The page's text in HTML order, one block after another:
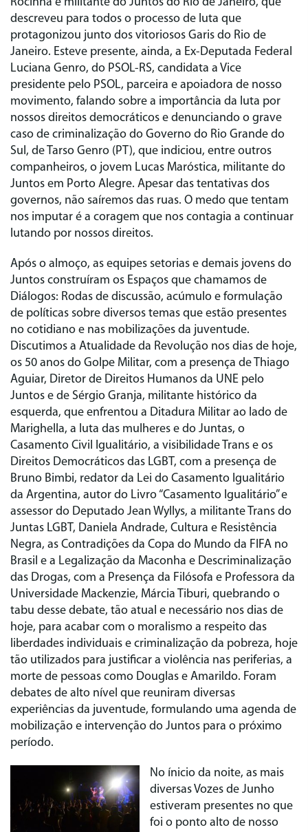
descreveu para todos o processo de luta que
protagonizou junto dos vitoriosos Garis do Rio de
Janeiro. Esteve presente, ainda, a Ex-Deputada Federal
Luciana Genro, do PSOL-RS, candidata a Vice
presidente pelo PSOL, parceira e apoiadora de nosso
movimento, falando sobre a importância da luta por
nossos direitos democráticos e denunciando o grave
caso de criminalização do Governo do Rio Grande do
Sul, de Tarso Genro (PT), que indiciou, entre outros
companheiros, o jovem Lucas Maróstica, militante do
Juntos em Porto Alegre. Apesar das tentativas dos
governos, não saíremos das ruas. O medo que tentam
nos imputar é a coragem que nos contagia a continuar
lutando por nossos direitos.
Após o almoço, as equipes setorias e demais jovens do
Juntos construíram os Espaços que chamamos de
Diálogos: Rodas de discussão, acúmulo e formulação
de políticas sobre diversos temas que estão presentes
no cotidiano e nas mobilizações da juventude.
Discutimos a Atualidade da Revolução nos dias de hoje,
os 50 anos do Golpe Militar, com a presença de Thiago
Aguiar, Diretor de Direitos Humanos da UNE pelo
Juntos e de Sérgio Granja, militante histórico da
esquerda, que enfrentou a Ditadura Militar ao lado de
Marighella, a luta das mulheres e do Juntas, o
Casamento Civil Igualitário, a visibilidade Trans e os
Direitos Democráticos das LGBT, com a presença de
Bruno Bimbi, redator da Lei do Casamento Igualitário
da Argentina, autor do Livro “Casamento Igualitário” e
assessor do Deputado Jean Wyllys, a militante Trans do
Juntas LGBT, Daniela Andrade, Cultura e Resistência
Negra, as Contradições da Copa do Mundo da FIFA no
Brasil e a Legalização da Maconha e Descriminalização
das Drogas, com a Presença da Filósofa e Professora da
Universidade Mackenzie, Márcia Tiburi, quebrando o
tabu desse debate, tão atual e necessário nos dias de
hoje, para acabar com o moralismo a respeito das
liberdades individuais e criminalização da pobreza, hoje
tão utilizados para justificar a violência nas periferias, a
morte de pessoas como Douglas e Amarildo. Foram
debates de alto nível que reuniram diversas
experiências da juventude, formulando uma agenda de
mobilização e intervenção do Juntos para o próximo
período.
No ínicio da noite, as mais
diversas Vozes de Junho
estiveram presentes no que
foi o ponto alto de nosso